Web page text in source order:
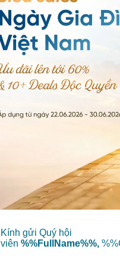
Kính gửi Quý hội
viên %%FullName%%,